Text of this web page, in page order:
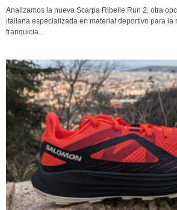
Analizamos la nueva Scarpa Ribelle Run 2, otra
italiana especializada en material deportivo para la
franquicia...